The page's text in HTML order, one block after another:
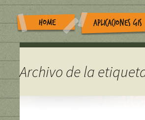
HOME APLICACIONES GIS
Archivo de la